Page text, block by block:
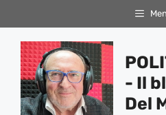
al
contenuto
- Il
Del